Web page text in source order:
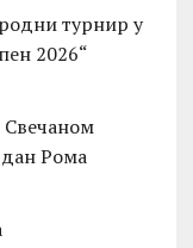
турнир у
2026“
Рома